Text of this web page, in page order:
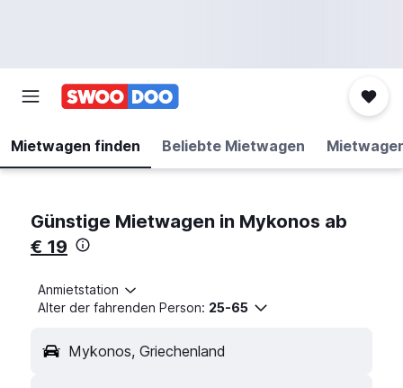
Mietwagen finden Beliebte Mietwagen
Günstige Mietwagen in Mykonos ab
€ 19
Anmietstation
Alter der fahrenden Person: 25-65
Mykonos, Griechenland